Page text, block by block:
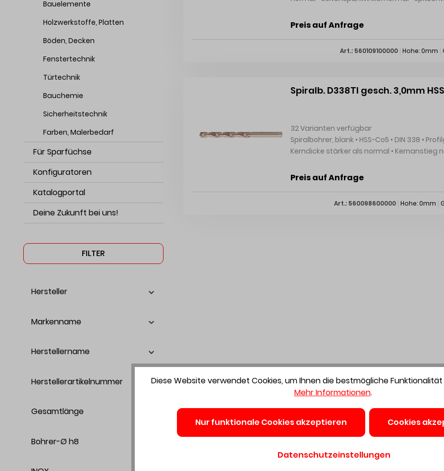
Bauelemente
Holzwerkstoffe, Platten
Böden, Decken
Fenstertechnik
Türtechnik
Bauchemie
Sicherheitstechnik
Farben, Malerbedarf
Für Sparfüchse
Konfiguratoren
Katalogportal
Deine Zukunft bei uns!
FILTER
Hersteller
Markenname
Herstellername
Herstellerartikelnummer
Gesamtlänge
Bohrer-Ø h8
Hersteller: Einkaufsbüro Deutscher
+4920260960, webkontakt@ede.de
Preis auf Anfrage
Art.: 560109100000 Hohe: 0mm
Spiralb. D338TI gesch. 3,0mm
32 Varianten verfügbar
Spiralbohrer, blank • HSS-Co5 • DIN 338 • Profilgeschliffen • Seitenspanwinkel größer als normal •
Kerndicke stärker als normal • Kernanstieg normal • Schaft (DIN) zylindrisch • Universeller
130° • Spiralwinkel 35° • Kegelmantelanschliff • Rechtsschneidend Hersteller: Einkaufsbüro
Deutscher Eisenhändler GmbH, EDE Platz 1,
Preis auf Anfrage
Art.: 560098600000 Hohe: 0mm
Diese Website verwendet Cookies, um Ihnen die bestmögliche
Mehr Informationen.
Nur funktionale Cookies akzeptieren Cookies
Datenschutzeinstellungen